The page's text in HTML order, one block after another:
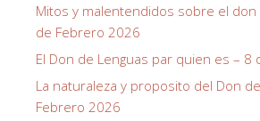
Mitos y malentendidos sobre el don
de Febrero 2026
El Don de Lenguas par quien es – 8
La naturaleza y proposito del Don
Febrero 2026